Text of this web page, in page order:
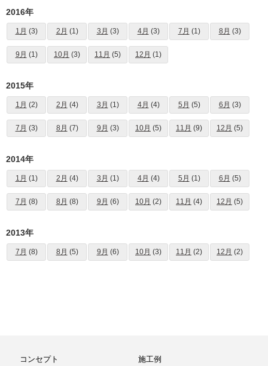
2016年
1月 (3) 2月 (1) 3月 (3) 4月 (3) 7月 (1) 8月 (3)
9月 (1) 10月 (3) 11月 (5) 12月 (1)
2015年
1月 (2) 2月 (4) 3月 (1) 4月 (4) 5月 (5) 6月 (3)
7月 (3) 8月 (7) 9月 (3) 10月 (5) 11月 (9) 12月 (5)
2014年
1月 (1) 2月 (4) 3月 (1) 4月 (4) 5月 (1) 6月 (5)
7月 (8) 8月 (8) 9月 (6) 10月 (2) 11月 (4) 12月 (5)
2013年
7月 (8) 8月 (5) 9月 (6) 10月 (3) 11月 (2) 12月 (2)
コンセプト
施工例